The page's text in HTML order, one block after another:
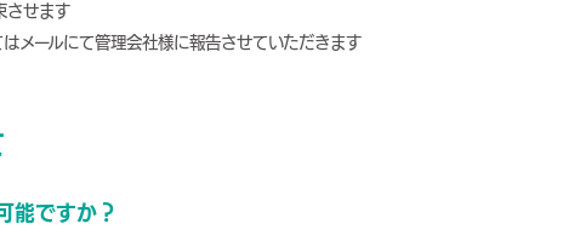
させます
はメールにて管理会社様に報告させていただきます
能ですか？